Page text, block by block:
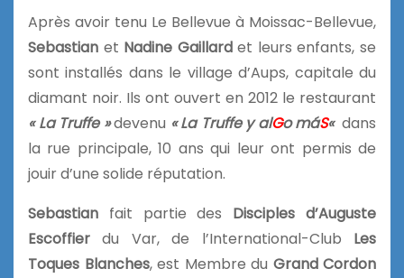
Après avoir tenu Le Bellevue à Moissac-Bellevue,
Sebastian et Nadine Gaillardet leurs enfants, se
sont installés dans le village d’Aups, capitale du
diamant noir. Ils ont ouvert en 2012 le restaurant
« La Truffe »devenu « La Truffe y alGo máS« dans
la rue principale, 10 ans qui leur ont permis de
jouir d’une solide réputation.
Sebastian fait partie des Disciples d’Auguste
Escoffier du Var, de l’International-Club Les
Toques Blanches, est Membre du Grand Cordon